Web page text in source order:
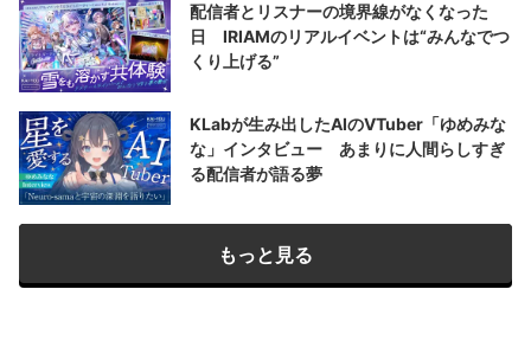
配信者とリスナーの境界線がなくなった
日 IRIAMのリアルイベントは“みんなでつ
くり上げる”
KLabが生み出したAIのVTuber「ゆめみな
な」インタビュー あまりに人間らしすぎ
る配信者が語る夢
もっと見る